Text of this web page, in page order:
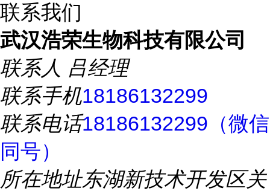
联系我们
武汉浩荣生物科技有限公司
联系人 吕经理
联系手机18186132299
联系电话18186132299（微信
同号）
所在地址东湖新技术开发区关